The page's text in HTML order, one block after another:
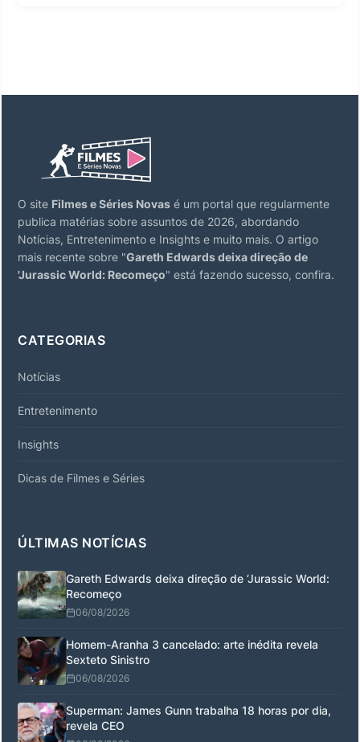
O site Filmes e Séries Novas é um portal que regularmente
publica matérias sobre assuntos de 2026, abordando
Notícias, Entretenimento e Insights e muito mais. O artigo
mais recente sobre "Gareth Edwards deixa direção de
'Jurassic World: Recomeço" está fazendo sucesso, confira.
CATEGORIAS
Notícias
Entretenimento
Insights
Dicas de Filmes e Séries
ÚLTIMAS NOTÍCIAS
Gareth Edwards deixa direção de ‘Jurassic World:
Recomeço
06/08/2026
Homem-Aranha 3 cancelado: arte inédita revela
Sexteto Sinistro
06/08/2026
Superman: James Gunn trabalha 18 horas por dia,
revela CEO